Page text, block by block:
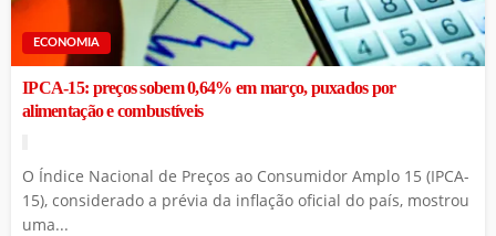
ECONOMIA
IPCA-15: preços sobem 0,64% em março, puxados por
alimentação e combustíveis
O Índice Nacional de Preços ao Consumidor Amplo 15 (IPCA-
15), considerado a prévia da inflação oficial do país, mostrou
uma...